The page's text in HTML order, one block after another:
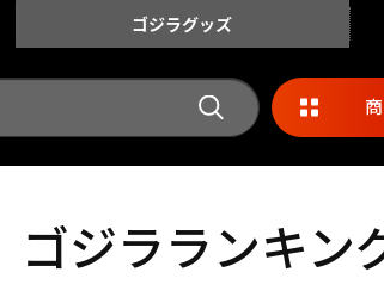
ゴジラグッズ
ゴジラランキン